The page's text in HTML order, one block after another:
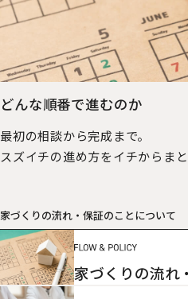
家づくりの流れ
どんな順番で進むのか
最初の相談から完成まで。
スズイチの進め方をイチからまと
家づくりの流れ・保証のことについて